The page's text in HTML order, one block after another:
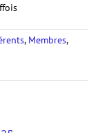
, Membres,